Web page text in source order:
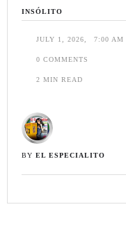
INSÓLITO
JULY 1, 2026 7:00 AM
0 COMMENTS
2 MIN READ
BY EL ESPECIALITO